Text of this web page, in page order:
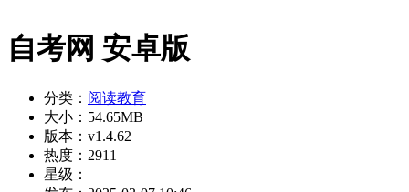
自考网 安卓版
分类： 阅读教育
大小： 54.65MB
版本： v1.4.62
热度： 2911
星级：